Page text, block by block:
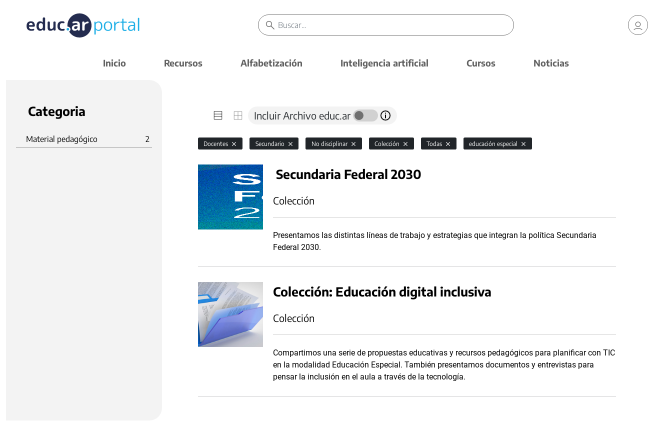
Inicio Recursos Alfabetización Inteligencia artificial Cursos Noticias
Categoria
Material pedagógico 2
Incluir Archivo educ.ar
Docentes Secundario No disciplinar Colección Todas educación especial
Secundaria Federal 2030
Colección
Presentamos las distintas líneas de trabajo y estrategias que integran la política Secundaria
Federal 2030.
Colección: Educación digital inclusiva
Colección
Compartimos una serie de propuestas educativas y recursos pedagógicos para planificar con TIC
en la modalidad Educación Especial. También presentamos documentos y entrevistas para
pensar la inclusión en el aula a través de la tecnología.